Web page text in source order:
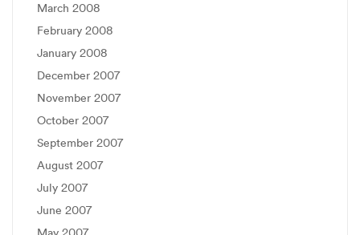
March 2008
February 2008
January 2008
December 2007
November 2007
October 2007
September 2007
August 2007
July 2007
June 2007